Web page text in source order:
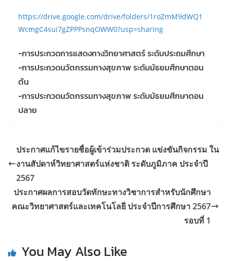
https://drive.google.com/drive/folders/1roZmM9dWQ1
WcmgC4sui7gZPPPsnqOWW0?usp=sharing
-การประกวดการแสดงทางวิทยาศาสตร์ ระดับประถมศึกษา
-การประกวดนวัตกรรมทางสุขภาพ ระดับมัธยมศึกษาตอน
ต้น
-การประกวดนวัตกรรมทางสุขภาพ ระดับมัธยมศึกษาตอน
ปลาย
ประกาศแก้ไขรายชื่อผู้เข้าร่วมประกวด แข่งขันกิจกรรม ใน
งานสัปดาห์วิทยาศาสตร์แห่งชาติ ระดับภูมิภาค ประจำปี
2567
ประกาศผลการสอบวัดทักษะทางวิชาการสำหรับนักศึกษา
คณะวิทยาศาสตร์และเทคโนโลยี ประจำปีการศึกษา 2567
รอบที่ 1
You May Also Like